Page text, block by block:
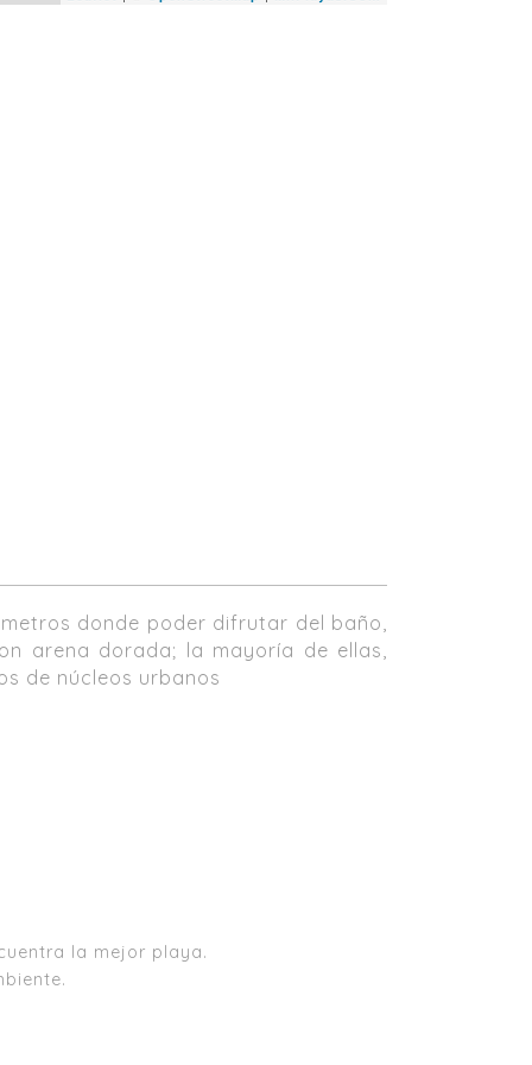
donde poder difrutar del baño,
arena dorada; la mayoría de ellas,
de núcleos urbanos
la mejor playa.